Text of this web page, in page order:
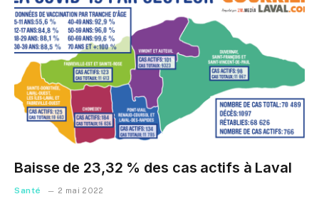
Baisse de 23,32 % des cas actifs à Laval
Santé 2 mai 2022